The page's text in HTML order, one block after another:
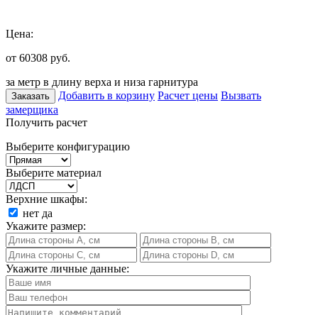
Цена:
от 60308 руб.
за метр в длину верха и низа гарнитура
Заказать Добавить в корзину Расчет цены Вызвать
замерщика
Получить расчет
Выберите конфигурацию
Выберите материал
Верхние шкафы:
нет да
Укажите размер:
Укажите личные данные: